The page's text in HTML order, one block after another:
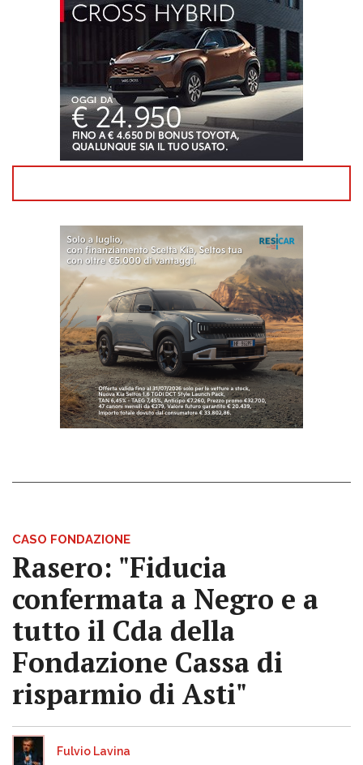
CASO FONDAZIONE
Rasero: "Fiducia
confermata a Negro e a
tutto il Cda della
Fondazione Cassa di
risparmio di Asti"
Fulvio Lavina